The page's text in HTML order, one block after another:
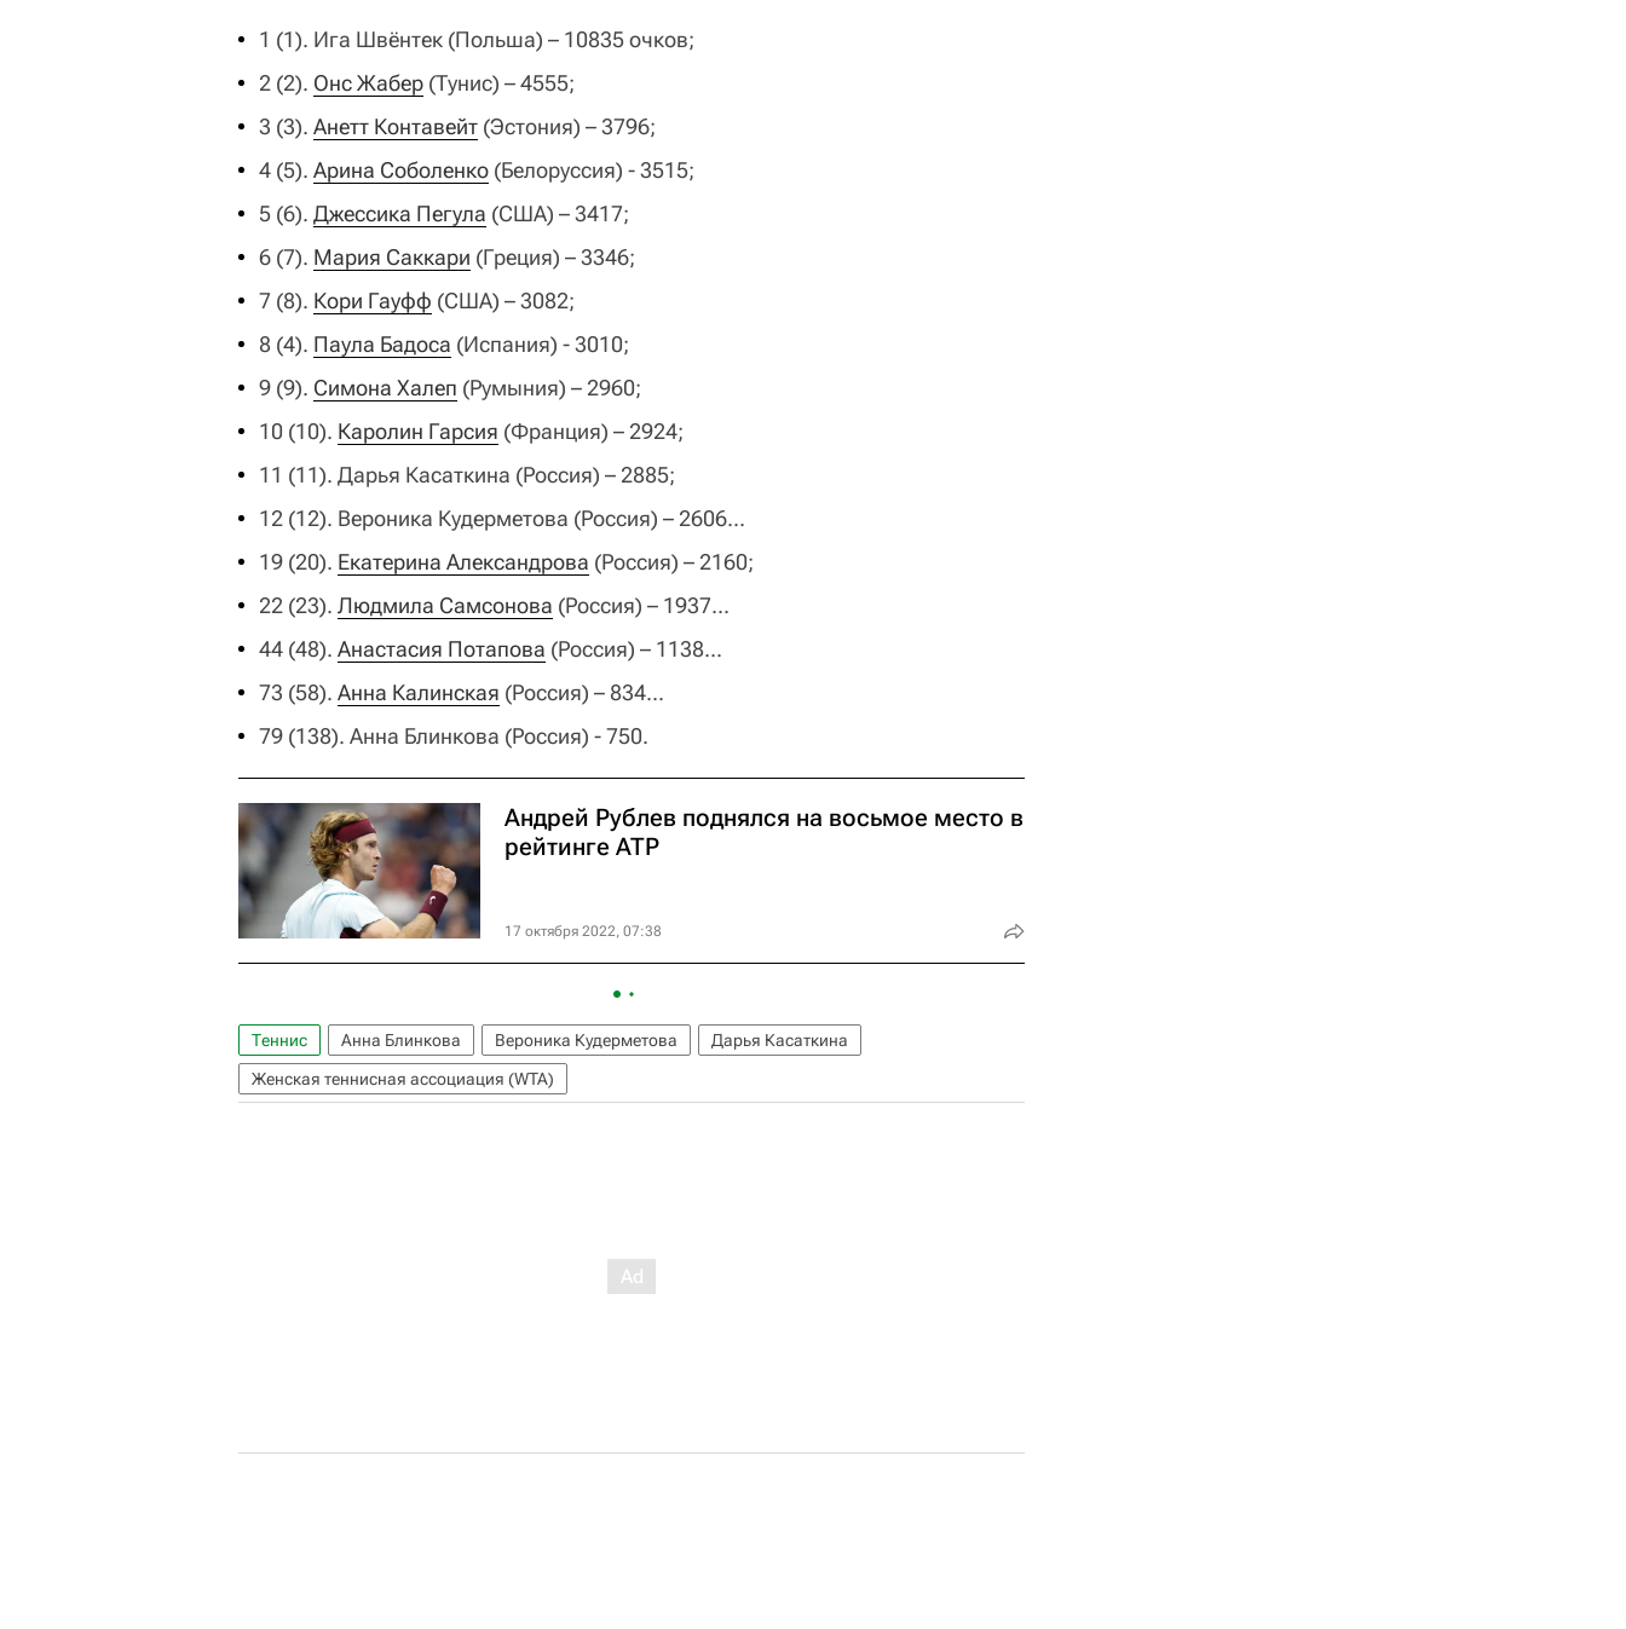
1 (1). Ига Швёнтек (Польша) – 10835 очков;
2 (2). Онс Жабер (Тунис) – 4555;
3 (3). Анетт Контавейт (Эстония) – 3796;
4 (5). Арина Соболенко (Белоруссия) - 3515;
5 (6). Джессика Пегула (США) – 3417;
6 (7). Мария Саккари (Греция) – 3346;
7 (8). Кори Гауфф (США) – 3082;
8 (4). Паула Бадоса (Испания) - 3010;
9 (9). Симона Халеп (Румыния) – 2960;
10 (10). Каролин Гарсия (Франция) – 2924;
11 (11). Дарья Касаткина (Россия) – 2885;
12 (12). Вероника Кудерметова (Россия) – 2606...
19 (20). Екатерина Александрова (Россия) – 2160;
22 (23). Людмила Самсонова (Россия) – 1937...
44 (48). Анастасия Потапова (Россия) – 1138...
73 (58). Анна Калинская (Россия) – 834...
79 (138). Анна Блинкова (Россия) - 750.
Андрей Рублев поднялся на восьмое место в
рейтинге ATP
17 октября 2022, 07:38
Теннис Анна Блинкова Вероника Кудерметова
Дарья Касаткина
Женская теннисная ассоциация (WTA)